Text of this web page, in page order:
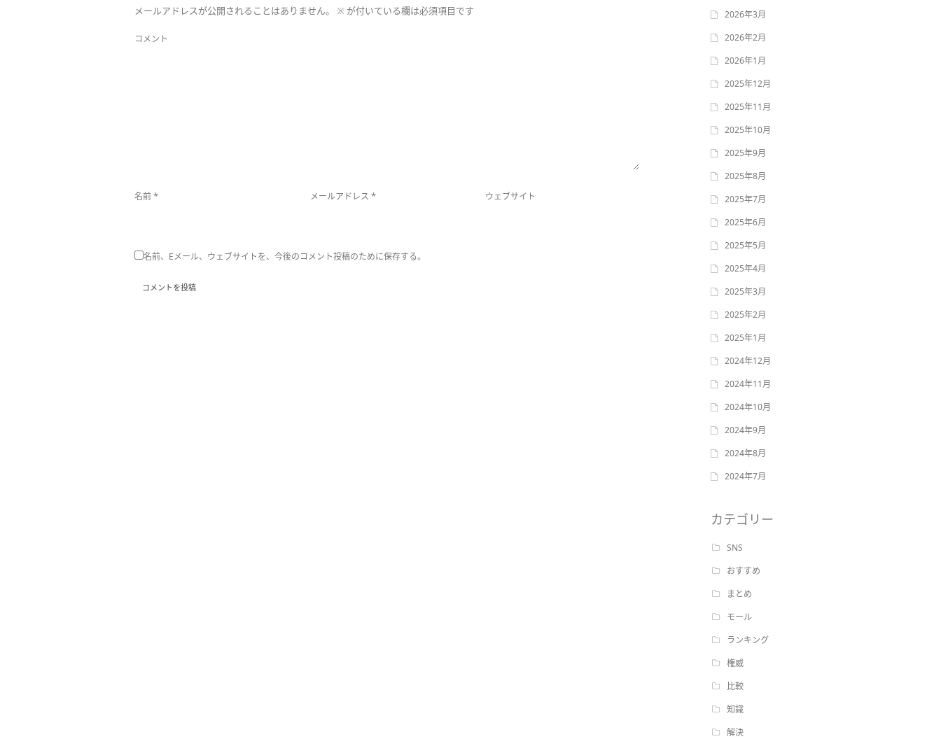
メールアドレスが公開されることはありません。 ※ が付いている欄は必須項目です
コメント
名前* メールアドレス * ウェブサイト
名前、Eメール、ウェブサイトを、今後のコメント投稿のために保存する。
2026年3月
2026年2月
2026年1月
2025年12月
2025年11月
2025年10月
2025年9月
2025年8月
2025年7月
2025年6月
2025年5月
2025年4月
2025年3月
2025年2月
2025年1月
2024年12月
2024年11月
2024年10月
2024年9月
2024年8月
2024年7月
カテゴリー
SNS
おすすめ
まとめ
モール
ランキング
権威
比較
知識
解決